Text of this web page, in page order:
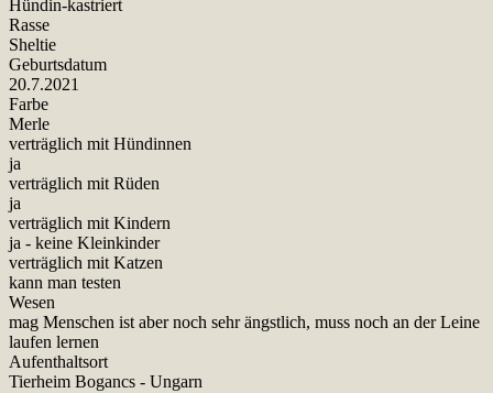
Hündin-kastriert
Rasse
Sheltie
Geburtsdatum
20.7.2021
Farbe
Merle
verträglich mit Hündinnen
ja
verträglich mit Rüden
ja
verträglich mit Kindern
ja - keine Kleinkinder
verträglich mit Katzen
kann man testen
Wesen
mag Menschen ist aber noch sehr ängstlich, muss noch an der Leine
laufen lernen
Aufenthaltsort
Tierheim Bogancs - Ungarn